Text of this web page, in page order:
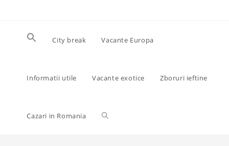
City break Vacante Europa
Informatii utile Vacante exotice Zboruri ieftine
Cazari in Romania Toggle